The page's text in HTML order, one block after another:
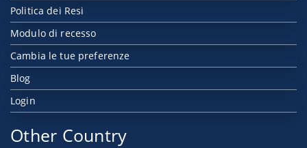
Politica dei Resi
Modulo di recesso
Cambia le tue preferenze
Blog
Login
Other Country